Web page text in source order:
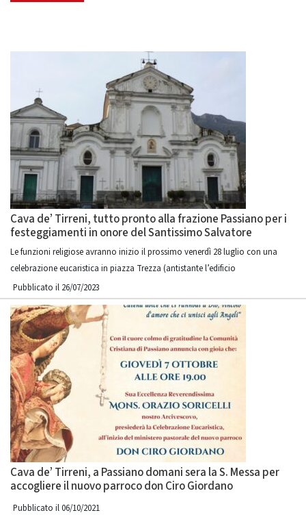
Cava de’ Tirreni, tutto pronto alla frazione Passiano per i
festeggiamenti in onore del Santissimo Salvatore
Le funzioni religiose avranno inizio il prossimo venerdì 28 luglio con una
celebrazione eucaristica in piazza Trezza (antistante l’edificio
Pubblicato il 26/07/2023
Cava de’ Tirreni, a Passiano domani sera la S. Messa per
accogliere il nuovo parroco don Ciro Giordano
Pubblicato il 06/10/2021